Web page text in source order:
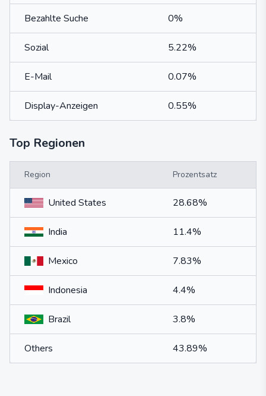
Bezahlte Suche 0%
Sozial 5.22%
E-Mail 0.07%
Display-Anzeigen 0.55%
Top Regionen
Region Prozentsatz
United States 28.68%
India 11.4%
Mexico 7.83%
Indonesia 4.4%
Brazil 3.8%
Others 43.89%